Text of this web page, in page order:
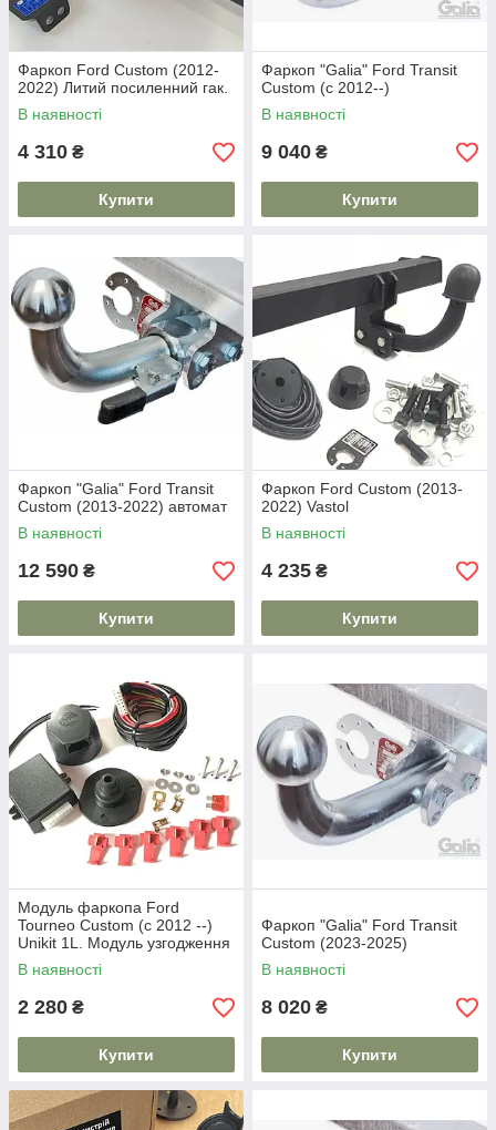
Фаркоп Ford Custom (2012-
2022) Литий посиленний гак.
В наявності
4 310 ₴
Купити
Фаркоп "Galia" Ford Transit
Custom (c 2012--)
В наявності
9 040 ₴
Купити
Фаркоп "Galia" Ford Transit
Custom (2013-2022) автомат
В наявності
12 590 ₴
Купити
Фаркоп Ford Custom (2013-
2022) Vastol
В наявності
4 235 ₴
Купити
Модуль фаркопа Ford
Tourneo Custom (c 2012 --)
Unikit 1L. Модуль узгодження
В наявності
2 280 ₴
Купити
Фаркоп "Galia" Ford Transit
Custom (2023-2025)
В наявності
8 020 ₴
Купити